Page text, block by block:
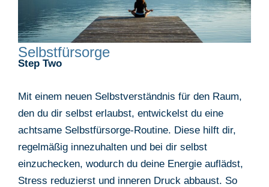
Selbstfürsorge
Step Two
Mit einem neuen Selbstverständnis für den Raum,
den du dir selbst erlaubst, entwickelst du eine
achtsame Selbstfürsorge-Routine. Diese hilft dir,
regelmäßig innezuhalten und bei dir selbst
einzuchecken, wodurch du deine Energie auflädst,
Stress reduzierst und inneren Druck abbaust. So